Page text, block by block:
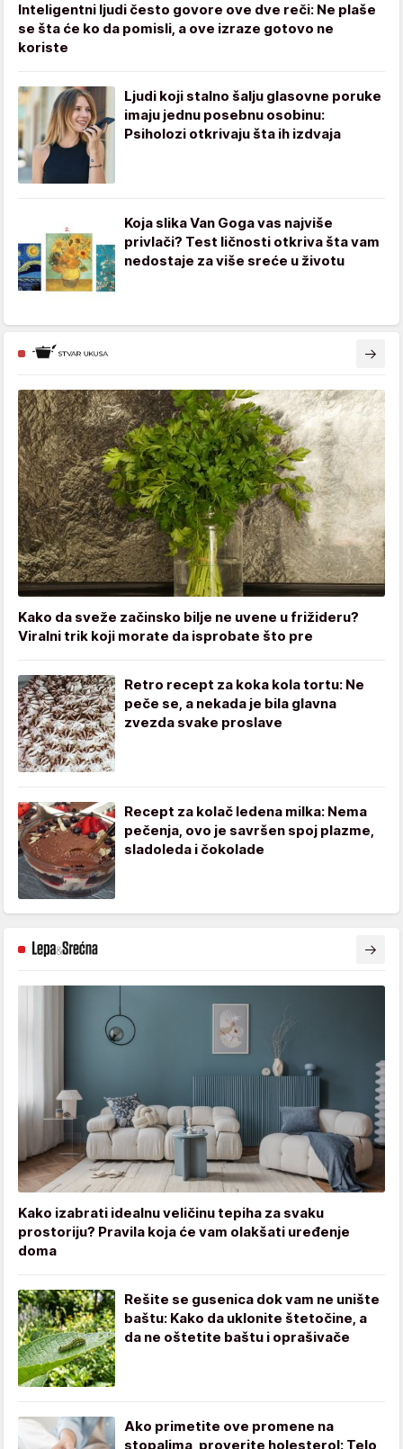
Inteligentni ljudi često govore ove dve reči: Ne plaše
se šta će ko da pomisli, a ove izraze gotovo ne
koriste
Ljudi koji stalno šalju glasovne poruke
imaju jednu posebnu osobinu:
Psiholozi otkrivaju šta ih izdvaja
Koja slika Van Goga vas najviše
privlači? Test ličnosti otkriva šta vam
nedostaje za više sreće u životu
Kako da sveže začinsko bilje ne uvene u frižideru?
Viralni trik koji morate da isprobate što pre
Retro recept za koka kola tortu: Ne
peče se, a nekada je bila glavna
zvezda svake proslave
Recept za kolač ledena milka: Nema
pečenja, ovo je savršen spoj plazme,
sladoleda i čokolade
Kako izabrati idealnu veličinu tepiha za svaku
prostoriju? Pravila koja će vam olakšati uređenje
doma
Rešite se gusenica dok vam ne unište
baštu: Kako da uklonite štetočine, a
da ne oštetite baštu i oprašivače
Ako primetite ove promene na
stopalima, proverite holesterol: Telo